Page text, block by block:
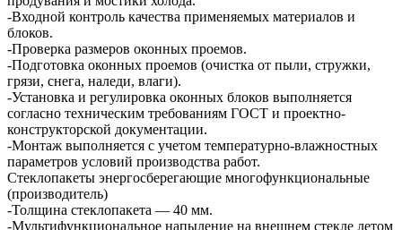
-Входной контроль качества применяемых материалов и
блоков.
-Проверка размеров оконных проемов.
-Подготовка оконных проемов (очистка от пыли, стружки,
грязи, снега, наледи, влаги).
-Установка и регулировка оконных блоков выполняется
согласно техническим требованиям ГОСТ и проектно-
конструкторской документации.
-Монтаж выполняется с учетом температурно-влажностных
параметров условий производства работ.
Стеклопакеты энергосберегающие многофункциональные
(производитель)
-Толщина стеклопакета — 40 мм.
-Мультифункциональное напыление на внешнем стекле летом